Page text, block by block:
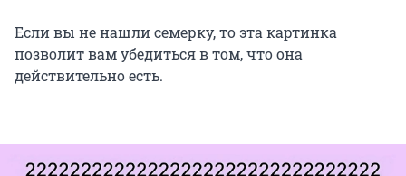
Если вы не нашли семерку, то эта картинка
позволит вам убедиться в том, что она
действительно есть.